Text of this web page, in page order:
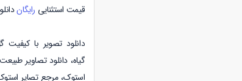
قیمت استثنایی رایگان
دانلود تصویر با کیفیت
گیاه، دانلودتصاویر طبیعت
استوک، مرجع تصایر